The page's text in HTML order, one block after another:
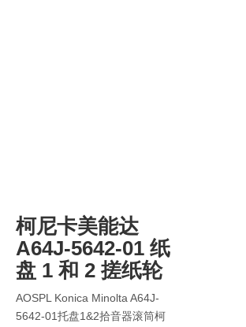
柯尼卡美能达
A64J-5642-01 纸
盘 1 和 2 搓纸轮
AOSPL Konica Minolta A64J-
5642-01托盘1&2拾音器滚筒柯